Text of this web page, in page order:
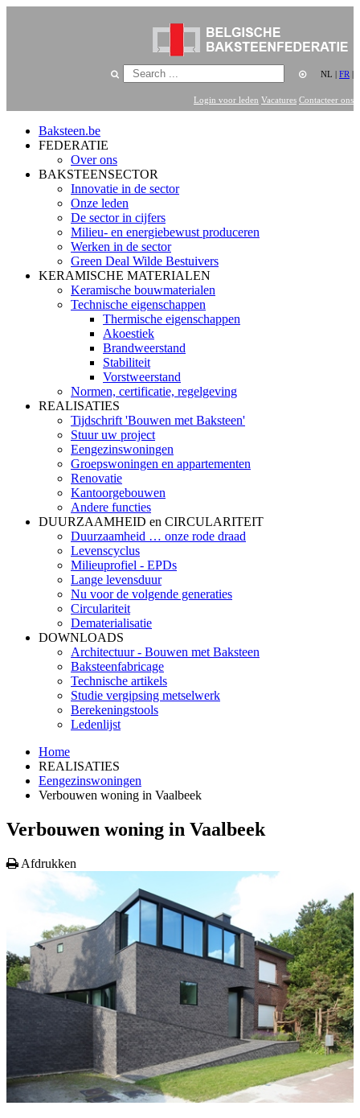
NL | FR |
Login voor leden Vacatures Contacteer ons
Baksteen.be
FEDERATIE
Over ons
BAKSTEENSECTOR
Innovatie in de sector
Onze leden
De sector in cijfers
Milieu- en energiebewust produceren
Werken in de sector
Green Deal Wilde Bestuivers
KERAMISCHE MATERIALEN
Keramische bouwmaterialen
Technische eigenschappen
Thermische eigenschappen
Akoestiek
Brandweerstand
Stabiliteit
Vorstweerstand
Normen, certificatie, regelgeving
REALISATIES
Tijdschrift 'Bouwen met Baksteen'
Stuur uw project
Eengezinswoningen
Groepswoningen en appartementen
Renovatie
Kantoorgebouwen
Andere functies
DUURZAAMHEID en CIRCULARITEIT
Duurzaamheid … onze rode draad
Levenscyclus
Milieuprofiel - EPDs
Lange levensduur
Nu voor de volgende generaties
Circulariteit
Dematerialisatie
DOWNLOADS
Architectuur - Bouwen met Baksteen
Baksteenfabricage
Technische artikels
Studie vergipsing metselwerk
Berekeningstools
Ledenlijst
Home
REALISATIES
Eengezinswoningen
Verbouwen woning in Vaalbeek
Verbouwen woning in Vaalbeek
Afdrukken